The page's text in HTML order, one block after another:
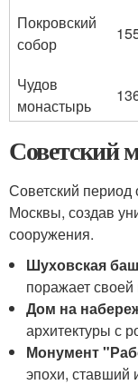
Покровский
собор
Чудов
монастырь
Советский
Советский период
Москвы, создав
сооружения.
Шуховская
поражает своей
Дом на
архитектуры с
Монумент
эпохи, ставший